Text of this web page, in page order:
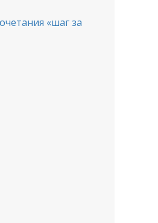
«шаг за